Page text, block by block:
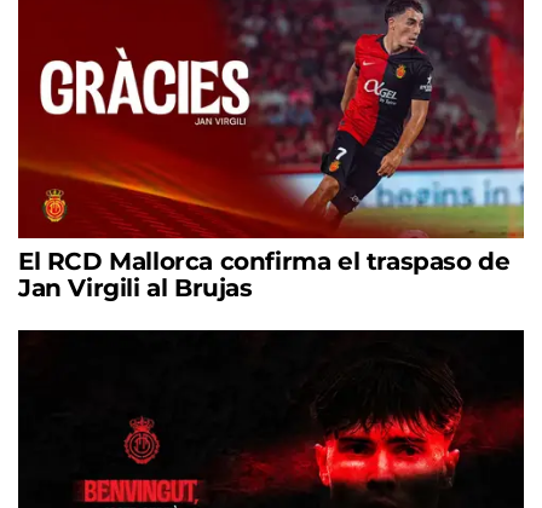
El RCD Mallorca confirma el traspaso de
Jan Virgili al Brujas